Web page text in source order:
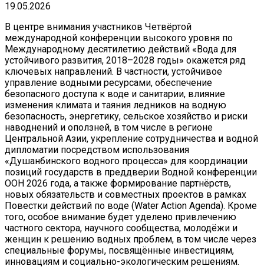
19.05.2026
В центре внимания участников Четвёртой
международной конференции высокого уровня по
Международному десятилетию действий «Вода для
устойчивого развития, 2018–2028 годы» окажется ряд
ключевых направлений. В частности, устойчивое
управление водными ресурсами, обеспечение
безопасного доступа к воде и санитарии, влияние
изменения климата и таяния ледников на водную
безопасность, энергетику, сельское хозяйство и риски
наводнений и оползней, в том числе в регионе
Центральной Азии, укрепление сотрудничества и водной
дипломатии посредством использования
«Душанбинского водного процесса» для координации
позиций государств в преддверии Водной конференции
ООН 2026 года, а также формирование партнёрств,
новых обязательств и совместных проектов в рамках
Повестки действий по воде (Water Action Agenda). Кроме
того, особое внимание будет уделено привлечению
частного сектора, научного сообщества, молодёжи и
женщин к решению водных проблем, в том числе через
специальные форумы, посвящённые инвестициям,
инновациям и социально-экологическим решениям.